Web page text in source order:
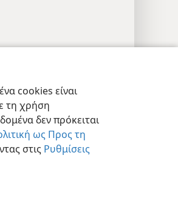
cookies είναι
τη χρήση
δεν πρόκειται
ως Προς τη
στις Ρυθμίσεις
Σύνδεση